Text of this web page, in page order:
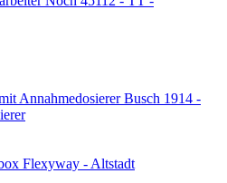
Busch 1914 -